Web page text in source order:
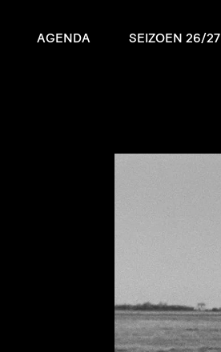
AGENDA SEIZOEN 26/27